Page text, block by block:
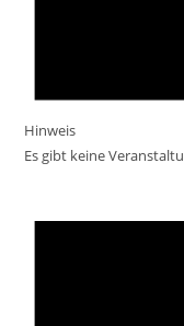
Hinweis
Es gibt keine